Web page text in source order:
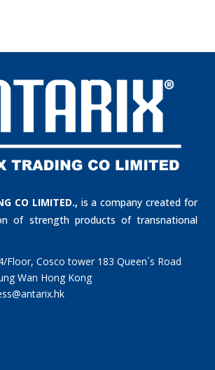
CO LIMITED., is a company created for
of strength products of transnational
Floor, Cosco tower 183 Queen´s Road
Wan Hong Kong